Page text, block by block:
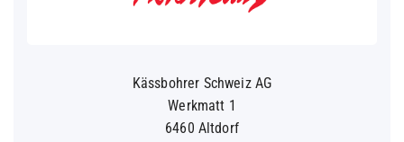
Kässbohrer Schweiz AG
Werkmatt 1
6460 Altdorf